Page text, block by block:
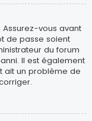
Assurez-vous avant
de passe soient
du forum
Il est également
ait un problème de